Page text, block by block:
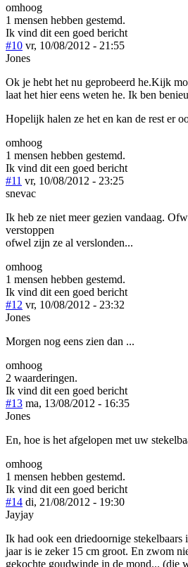
omhoog
1 mensen hebben gestemd.
Ik vind dit een goed bericht
#10 vr, 10/08/2012 - 21:55
Jones
Ok je hebt het nu geprobeerd he.Kijk
laat het hier eens weten he. Ik ben
Hopelijk halen ze het en kan de rest er
omhoog
1 mensen hebben gestemd.
Ik vind dit een goed bericht
#11 vr, 10/08/2012 - 23:25
snevac
Ik heb ze niet meer gezien vandaag.
verstoppen
ofwel zijn ze al verslonden...
omhoog
1 mensen hebben gestemd.
Ik vind dit een goed bericht
#12 vr, 10/08/2012 - 23:32
Jones
Morgen nog eens zien dan ...
omhoog
2 waarderingen.
Ik vind dit een goed bericht
#13 ma, 13/08/2012 - 16:35
Jones
En, hoe is het afgelopen met uw
omhoog
1 mensen hebben gestemd.
Ik vind dit een goed bericht
#14 di, 21/08/2012 - 19:30
Jayjay
Ik had ook een driedoornige stekelbaars
jaar is ie zeker 15 cm groot. En zwom
gekochte goudwinde in de mond... (die